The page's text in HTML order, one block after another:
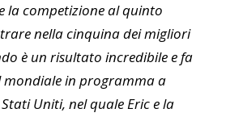
la competizione al quinto
nella cinquina dei migliori
è un risultato incredibile e fa
mondiale in programma a
Uniti, nel quale Eric e la